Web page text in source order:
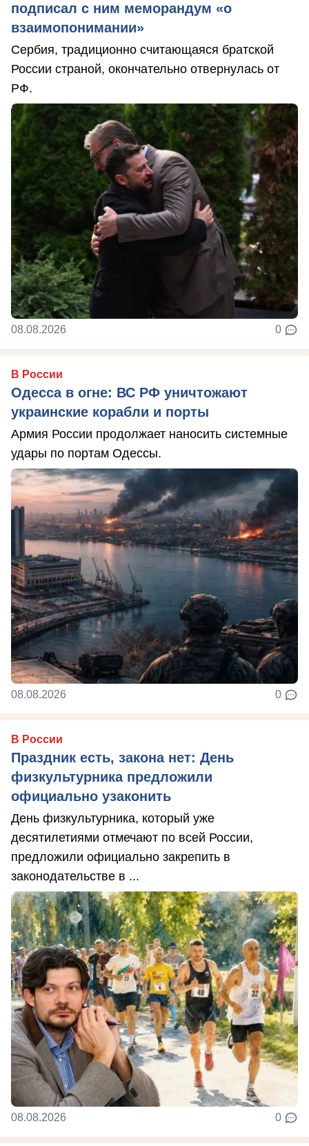
подписал с ним меморандум «о
взаимопонимании»
Сербия, традиционно считающаяся братской
России страной, окончательно отвернулась от
РФ.
08.08.2026 0
В России
Одесса в огне: ВС РФ уничтожают
украинские корабли и порты
Армия России продолжает наносить системные
удары по портам Одессы.
08.08.2026 0
В России
Праздник есть, закона нет: День
физкультурника предложили
официально узаконить
День физкультурника, который уже
десятилетиями отмечают по всей России,
предложили официально закрепить в
законодательстве в ...
08.08.2026 0